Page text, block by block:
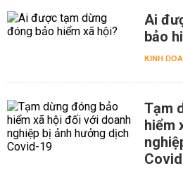
Ai
bảo
KINH
Tạm
hiểm